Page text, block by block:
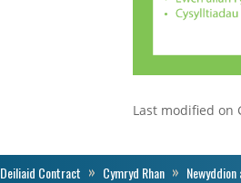
Last modified on
Deiliaid Contract Cymryd Rhan